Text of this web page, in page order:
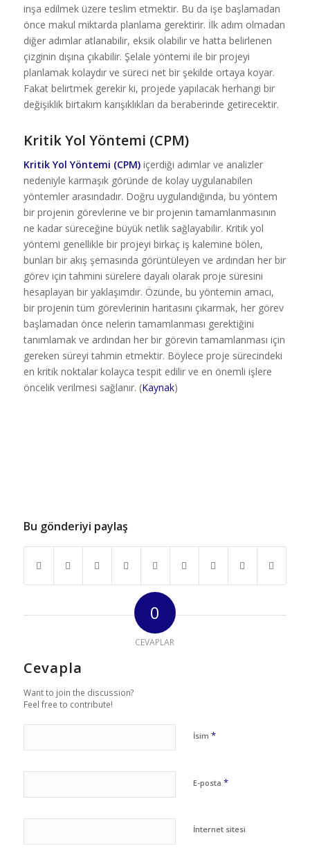
inşa edilmek üzere teslim etmektir. Bu da işe başlamadan
önce makul miktarda planlama gerektirir. İlk adım olmadan
diğer adımlar atlanabilir, eksik olabilir ve hatta belirlenen
çizginin dışına çıkabilir. Şelale yöntemi ile bir projeyi
planlamak kolaydır ve süreci net bir şekilde ortaya koyar.
Fakat belirtmek gerekir ki, projede yapılacak herhangi bir
değişiklik birtakım karışıklıkları da beraberinde getirecektir.
Kritik Yol Yöntemi (CPM)
Kritik Yol Yöntemi (CPM)içerdiği adımlar ve analizler
nedeniyle karmaşık göründe de kolay uygulanabilen
yöntemler arasındadır. Doğru uygulandığında, bu yöntem
bir projenin görevlerine ve bir projenin tamamlanmasının
ne kadar süreceğine büyük netlik sağlayabilir. Kritik yol
yöntemi genellikle bir projeyi birkaç iş kalemine bölen,
bunları bir akış şemasında görüntüleyen ve ardından her bir
görev için tahmini sürelere dayalı olarak proje süresini
hesaplayan bir yaklaşımdır. Özünde, bu yöntemin amacı,
bir projenin tüm görevlerinin haritasını çıkarmak, her görev
başlamadan önce nelerin tamamlanması gerektiğini
tanımlamak ve ardından her bir görevin tamamlanması için
gereken süreyi tahmin etmektir. Böylece proje sürecindeki
en kritik noktalar kolayca tespit edilir ve en önemli işlere
öncelik verilmesi sağlanır. (Kaynak)
Bu gönderiyi paylaş
0
CEVAPLAR
Cevapla
Want to join the discussion?
Feel free to contribute!
İsim *
E-posta *
İnternet sitesi